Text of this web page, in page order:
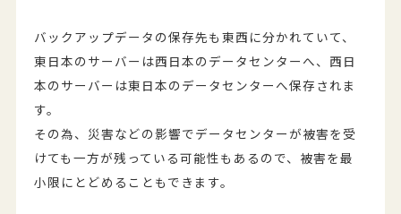
バックアップデータの保存先も東西に分かれていて、
東日本のサーバーは西日本のデータセンターへ、西日
本のサーバーは東日本のデータセンターへ保存されま
す。
その為、災害などの影響でデータセンターが被害を受
けても一方が残っている可能性もあるので、被害を最
小限にとどめることもできます。